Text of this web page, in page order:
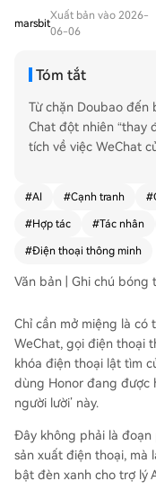
marsbit
Xuất bản vào 2026-
06-06
Tóm tắt
Từ chặn Doubao đến
Chat đột nhiên “thay đổi thái
tích về việc WeChat
Huawei, Honor,
khả năng trợ lý A2A
ái này diễn ra trong
ư ByteDance và Alibaba. Trước đây, WeChat
t (AI mô phỏng thao
của ByteDance sử
m”. Giờ đây, Tencent
đó trợ lý AI hệ thống
người dùng và gửi
p WeChat duy trì
à bảo mật dữ liệu
n thông qua cổng vào AI
#AI #Cạnh tranh #
#Hợp tác #Tác nhân
#Điện thoại thông minh
Văn bản | Ghi chú bóng
Chỉ cần mở miệng là có
WeChat, gọi điện thoại
khóa điện thoại lật tìm
dùng Honor đang được
người lười’ này.
Đây không phải là
sản xuất điện thoại, mà
bật đèn xanh cho trợ lý